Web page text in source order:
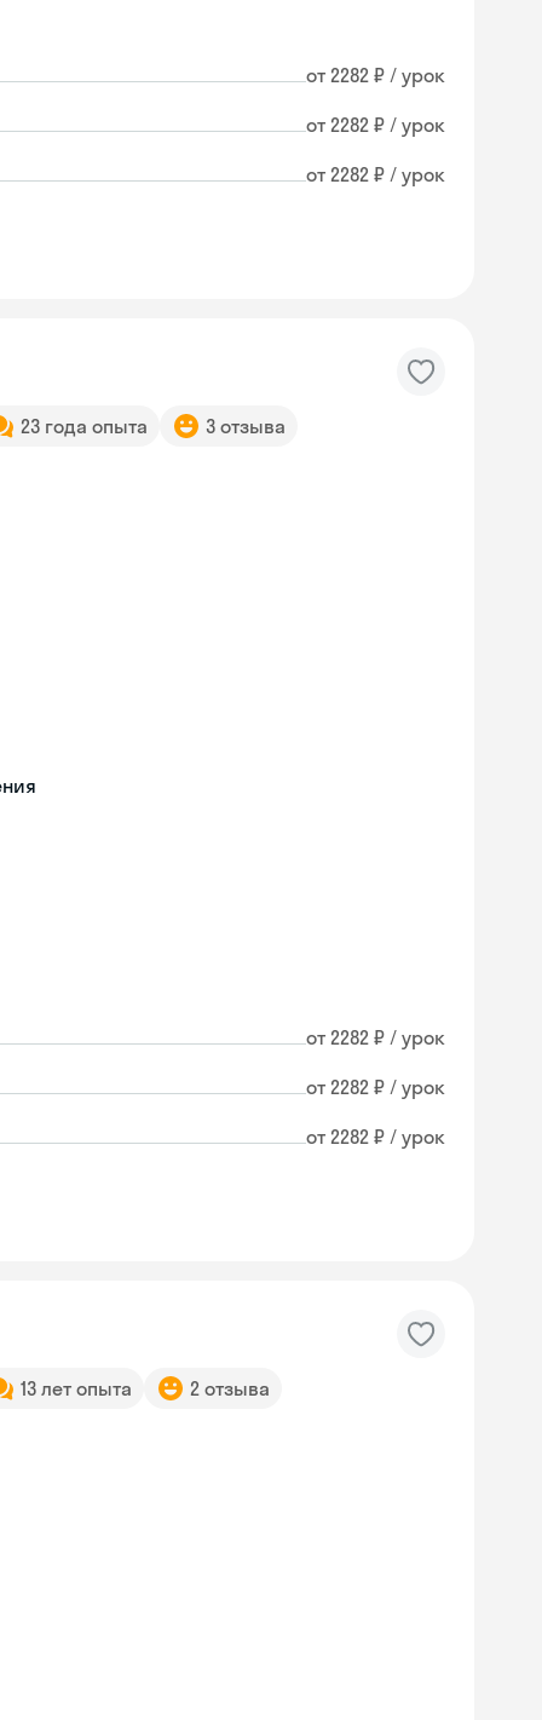
от 2282 ₽ / урок
от 2282 ₽ / урок
от 2282 ₽ / урок
23 года опыта 3 отзыва
от 2282 ₽ / урок
от 2282 ₽ / урок
от 2282 ₽ / урок
13 лет опыта 2 отзыва